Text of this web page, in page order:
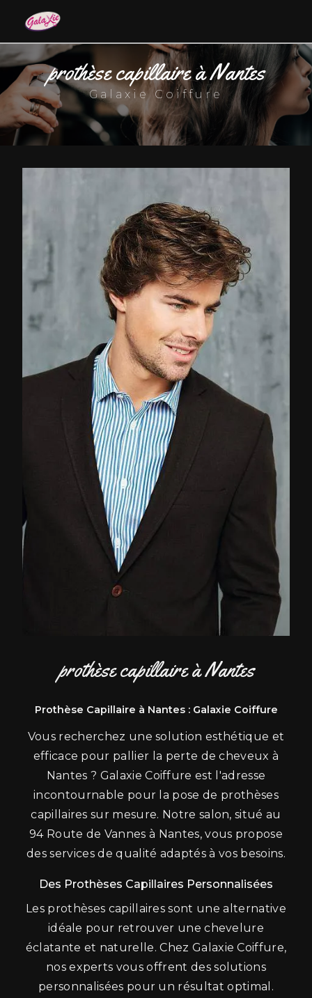
prothèse capillaire à Nantes
Galaxie Coiffure
prothèse capillaire à Nantes
Prothèse Capillaire à Nantes : Galaxie Coiffure
Vous recherchez une solution esthétique et
efficace pour pallier la perte de cheveux à
Nantes ? Galaxie Coiffure est l'adresse
incontournable pour la pose de prothèses
capillaires sur mesure. Notre salon, situé au
94 Route de Vannes à Nantes, vous propose
des services de qualité adaptés à vos besoins.
Des Prothèses Capillaires Personnalisées
Les prothèses capillaires sont une alternative
idéale pour retrouver une chevelure
éclatante et naturelle. Chez Galaxie Coiffure,
nos experts vous offrent des solutions
personnalisées pour un résultat optimal.